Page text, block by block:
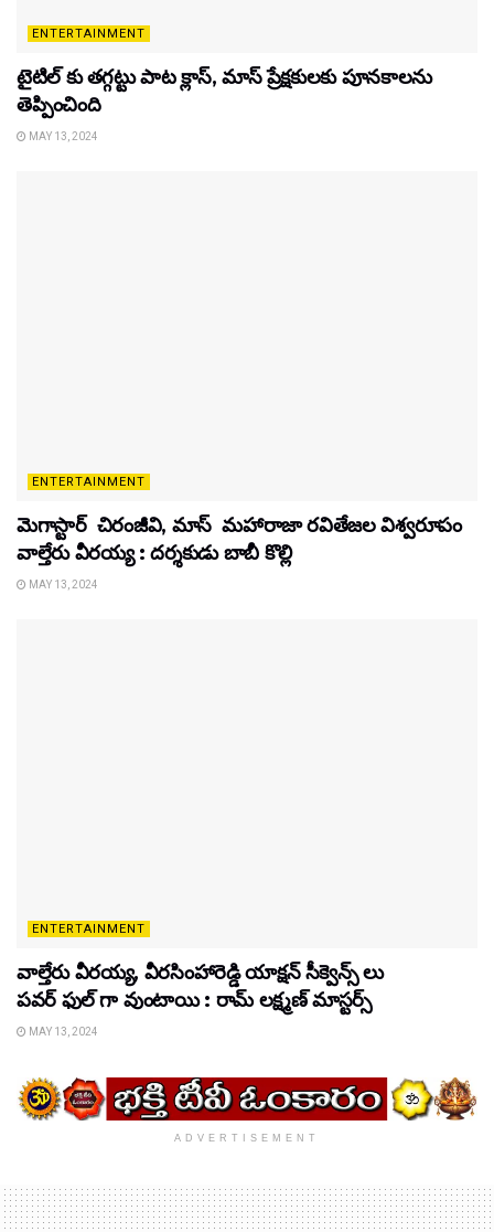
ENTERTAINMENT
టైటిల్‌ కు తగ్గట్టు పాట క్లాస్, మాస్ ప్రేక్షకులకు పూనకాలను
తెప్పించింది
MAY 13, 2024
ENTERTAINMENT
మెగాస్టార్ చిరంజీవి, మాస్ మహారాజా రవితేజల విశ్వరూపం
వాల్తేరు వీరయ్య : దర్శకుడు బాబీ కొల్లి
MAY 13, 2024
ENTERTAINMENT
వాల్తేరు వీరయ్య, వీరసింహారెడ్డి యాక్షన్ సీక్వెన్స్ లు
పవర్ ఫుల్ గా వుంటాయి : రామ్ లక్ష్మణ్ మాస్టర్స్
MAY 13, 2024
ADVERTISEMENT